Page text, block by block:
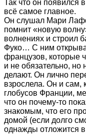
Так что он появился
всё самое главное.
Он слушал Мари
помнит «новую
волнениях и строил
Фуко… С ним
французов, которые
и не обязательно, но
делают. Он лично
взрослела. Он и сам,
глобусов Франции,
что он почему-то
знакомым, что его
домой (если долго
однажды отложится